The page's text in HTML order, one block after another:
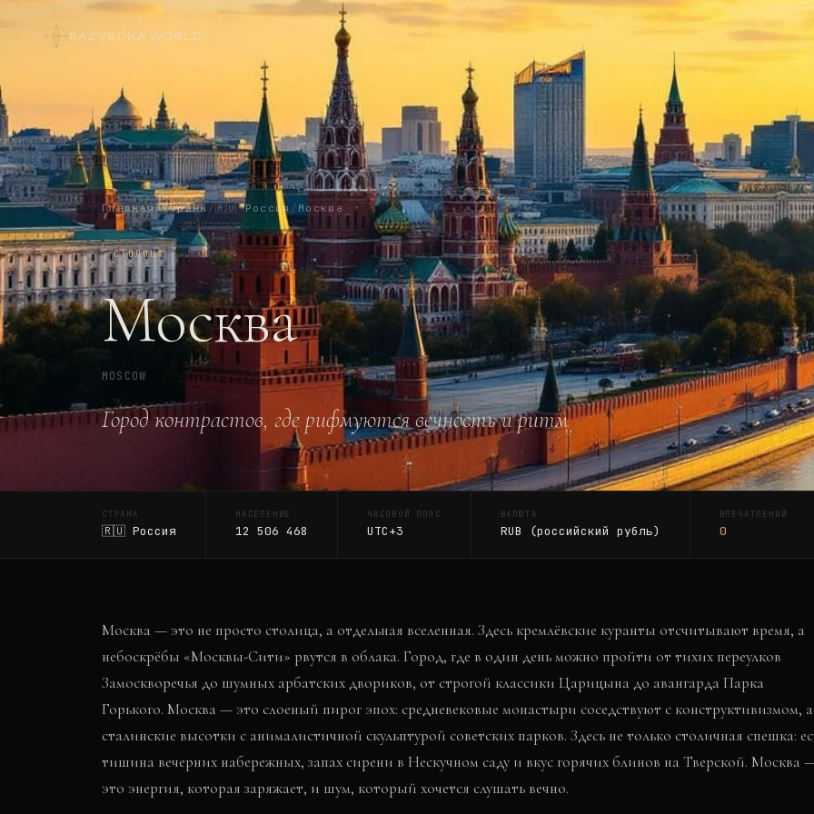
RAZVEDKA·WORLD
Главная/Страны /🇷🇺 Россия / Москва
СТОЛИЦА
Москва
MOSCOW
Город контрастов, где рифмуются вечность и ритм
СТРАНА
🇷🇺 Россия
НАСЕЛЕНИЕ
12 506 468
ЧАСОВОЙ ПОЯС
UTC+3
ВАЛЮТА
RUB (российский рубль)
ВПЕЧАТЛЕНИЙ
0
Москва — это не просто столица, а отдельная вселенная. Здесь кремлёвские куранты отсчитывают время, а
небоскрёбы «Москвы-Сити» рвутся в облака. Город, где в один день можно пройти от тихих переулков
Замоскворечья до шумных арбатских двориков, от строгой классики Царицына до авангарда Парка
Горького. Москва — это слоеный пирог эпох: средневековые монастыри соседствуют с конструктивизмом, а
сталинские высотки с анималистичной скульптурой советских парков. Здесь не только столичная спешка:
тишина вечерних набережных, запах сирени в Нескучном саду и вкус горячих блинов на Тверской. Москва
это энергия, которая заряжает, и шум, который хочется слушать вечно.